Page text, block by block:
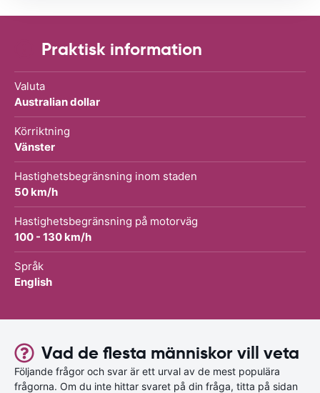
Praktisk information
Valuta
Australian dollar
Körriktning
Vänster
Hastighetsbegränsning inom staden
50 km/h
Hastighetsbegränsning på motorväg
100 - 130 km/h
Språk
English
Vad de flesta människor vill veta
Följande frågor och svar är ett urval av de mest populära
frågorna. Om du inte hittar svaret på din fråga, titta på sidan